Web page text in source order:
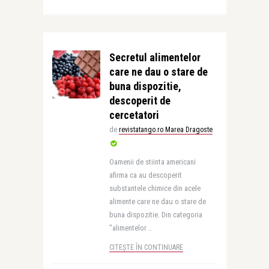
Secretul alimentelor
care ne dau o stare de
buna dispozitie,
descoperit de
cercetatori
de revistatango.ro Marea Dragoste
Oamenii de stiinta americani
afirma ca au descoperit
substantele chimice din acele
alimente care ne dau o stare de
buna dispozitie. Din categoria
"alimentelor ..
CITEȘTE ÎN CONTINUARE